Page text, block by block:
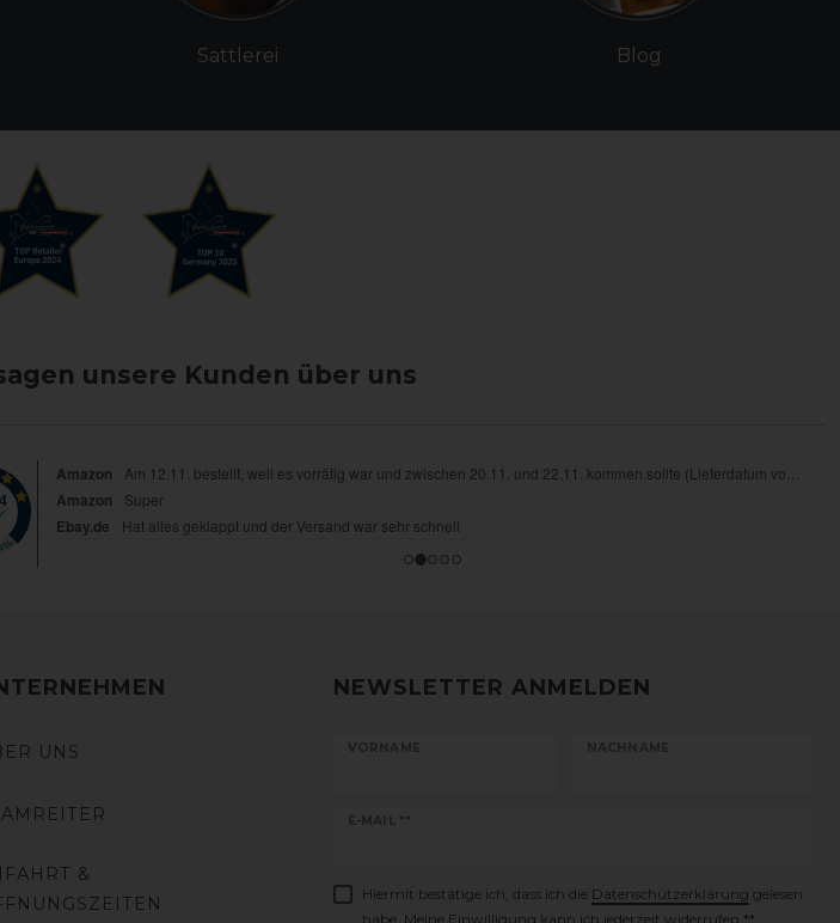
Sattlerei Blog
unsere Kunden über uns
UNS
&
NEWSLETTER ANMELDEN
VORNAME NACHNAME
E-MAIL **
Newsletter
Hiermit bestätige ich, dass ich die Daten­schutz­erklärung gelesen
habe. Meine Einwilligung kann ich jederzeit widerrufen.**